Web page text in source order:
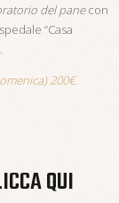
del panecon
“Casa
200€.
QUI